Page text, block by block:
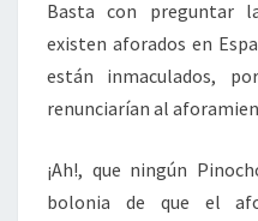
Basta con preguntar
existen aforados en
están inmaculados,
renunciarían al
¡Ah!, que ningún
bolonia de que el